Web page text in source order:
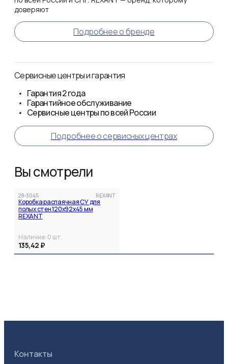
доверяют
Подробнее о бренде
Сервисные центры и гарантия
Гарантия2 года
Гарантийное обслуживание
Сервисные центры по всей России
Подробнее о сервисных центрах
Вы смотрели
28-3045 REXANT
Коробка распаячная СУ для
полых стен 120х92х45 мм
REXANT
Наличие: 0 шт.
135,42 ₽
Контакты